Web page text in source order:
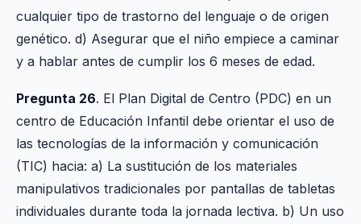
cualquier tipo de trastorno del lenguaje o de origen
genético. d) Asegurar que el niño empiece a caminar
y a hablar antes de cumplir los 6 meses de edad.
Pregunta 26. El Plan Digital de Centro (PDC) en un
centro de Educación Infantil debe orientar el uso de
las tecnologías de la información y comunicación
(TIC) hacia: a) La sustitución de los materiales
manipulativos tradicionales por pantallas de tabletas
individuales durante toda la jornada lectiva. b) Un uso